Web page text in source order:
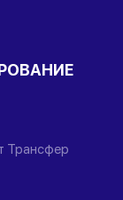
Трансфер